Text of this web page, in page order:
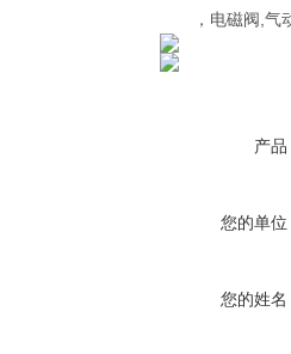
，电磁阀,气动
产品
您的单位
您的姓名